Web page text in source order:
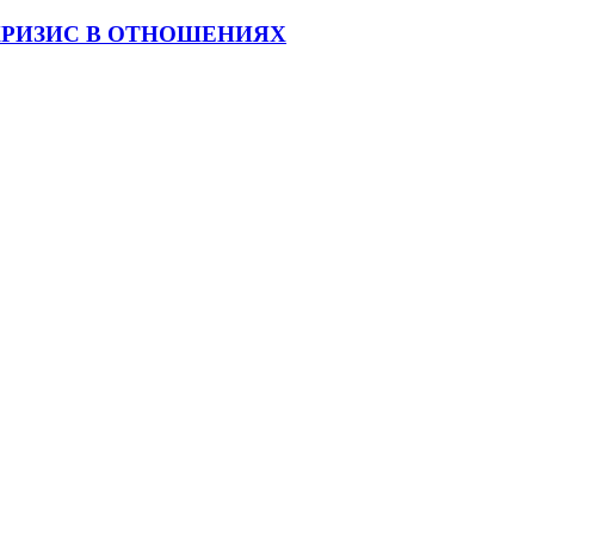
В ОТНОШЕНИЯХ